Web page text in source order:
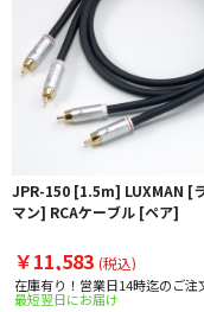
JPR-150 [1.5m] LUXMAN [
マン] RCAケーブル [ペア]
￥11,583 (税込)
在庫有り！営業日14時迄のご注
出荷！
最短翌日にお届け